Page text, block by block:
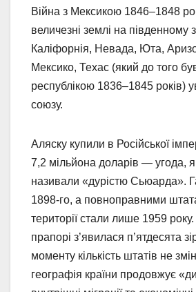
Війна з Мексикою 1846–1848
величезні землі на південному
Каліфорнія, Невада, Юта,
Мексико, Техас (який до того
республікою 1836–1845 років)
союзу.
Аляску купили в Російської
7,2 мільйона доларів — угода,
називали «дурістю Сьюарда».
1898-го, а повноправними
території стали лише 1959
прапорі з’явилася п’ятдесята
моменту кількість штатів не
географія країни продовжує